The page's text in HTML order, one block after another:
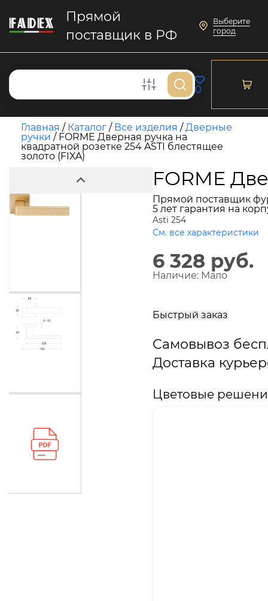
Прямой
поставщик в РФ
Выберите
город
0
Главная / Каталог / Все изделия /Дверные
ручки / FORME Дверная ручка на
квадратной розетке 254 ASTI блестящее
золото (FIXA)
FORME
Прямой поставщик
5 лет гарантия на
Asti 254
См. все характеристики
6 328 руб.
Наличие: Мало
Быстрый заказ
Самовывоз
Доставка
Цветовые